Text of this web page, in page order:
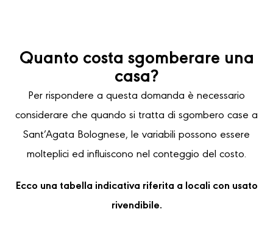
Quanto costa sgomberare una
casa?
Per rispondere a questa domanda è necessario
considerare che quando si tratta di sgombero case a
Sant’Agata Bolognese, le variabili possono essere
molteplici ed influiscono nel conteggio del costo.
Ecco una tabella indicativa riferita a locali con usato
rivendibile.